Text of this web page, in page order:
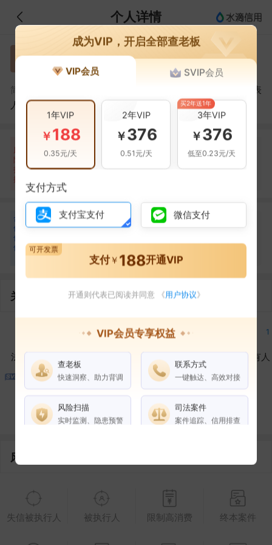
个人详情
周 周飞凤
简介：
周飞凤，贵州梵绣腾非遗文化科技有限公司的法定代表
人
风
险
扫
描
暂无风险
合
作
伙
伴
刘 刘远阳
合作1次
贵州梵绣腾非遗文化科技有限公司
关联企业
法定代表人
1 1
作为受益所有人
控制企业 所属集团 合作伙伴
风险信息
失信被执行人 被执行人 限制高消费 终本案件
成为VIP，开启全部查老板
VIP会员 SVIP会员
1年VIP
￥188
0.35元/天
2年VIP
￥376
0.51元/天
3年VIP
￥376
低至0.23元/天
买2年送1年
支付方式
支付宝支付 微信支付
支付￥ 188开通VIP
可开发票
开通则代表已阅读并同意 《用户协议》
VIP会员专享权益
查老板
快速洞察、助力背调
联系方式
一键触达、高效对接
风险扫描
实时监测、隐患预警
司法案件
案件追踪、信用排查
权益说明 VIP会员 SVIP会员